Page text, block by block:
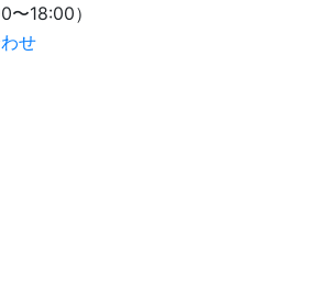
〜18:00）
せ